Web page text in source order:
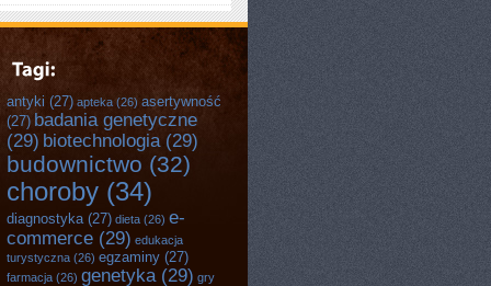
antyki (27) apteka (26) asertywność
(27) badania genetyczne
(29) biotechnologia (29)
budownictwo (32)
choroby (34)
diagnostyka(27) dieta (26) e-
commerce (29) edukacja
turystyczna (26) egzaminy (27)
farmacja (26) genetyka (29) gry